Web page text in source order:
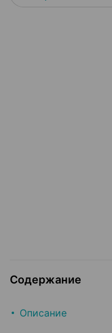
Содержание
Описание